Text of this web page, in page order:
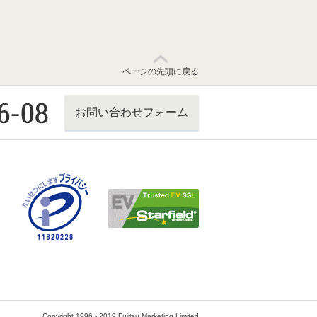
ページの先頭に戻る
お問い合わせフォーム